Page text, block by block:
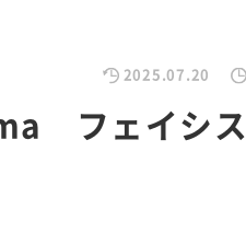
2025.07.20
フェイシ